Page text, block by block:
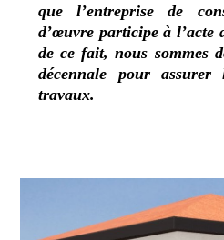
que l’entreprise de
d’œuvre participe à l’acte
de ce fait, nous sommes
décennale pour
travaux.